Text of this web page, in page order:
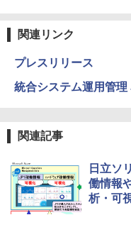
関連リンク
プレスリリース
統合システム運用管理
関連記事
日立ソ
働情報
析・可